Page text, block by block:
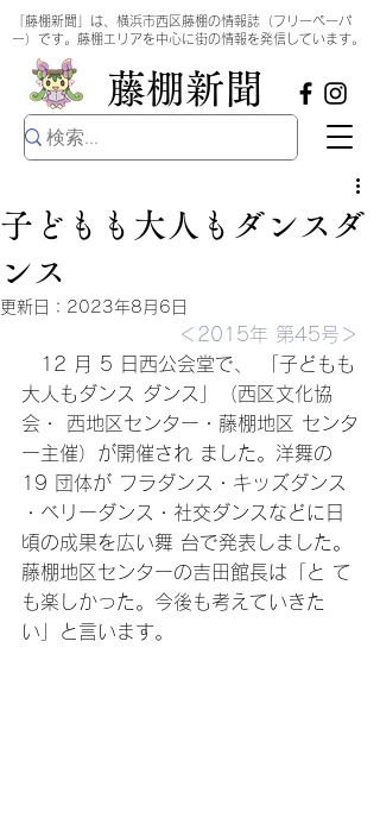
​藤棚新聞
「藤棚新聞」は、横浜市西区藤棚の情報誌（フリーペーパ
ー）です。藤棚エリアを中心に街の情報を発信しています。
子どもも大人もダンスダ
ンス
更新日： 2023年8月6日
＜2015年 第45号＞
12 月 5 日西公会堂で、 「子どもも
大人もダンス ダンス」（西区文化協
会・ 西地区センター・藤棚地区 センタ
ー主催）が開催され ました。洋舞の
19 団体が フラダンス・キッズダンス
・ベリーダンス・社交ダンスなどに日
頃の成果を広い舞 台で発表しました。
藤棚地区センターの吉田館長は「と て
も楽しかった。今後も考えていきた
い」と言います。